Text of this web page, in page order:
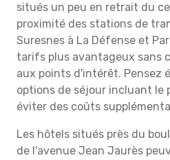
situés un peu en retrait du
proximité des stations de
Suresnes à La Défense et
tarifs plus avantageux sans
aux points d'intérêt. Pensez
options de séjour incluant
éviter des coûts
Les hôtels situés près du
de l'avenue Jean Jaurès